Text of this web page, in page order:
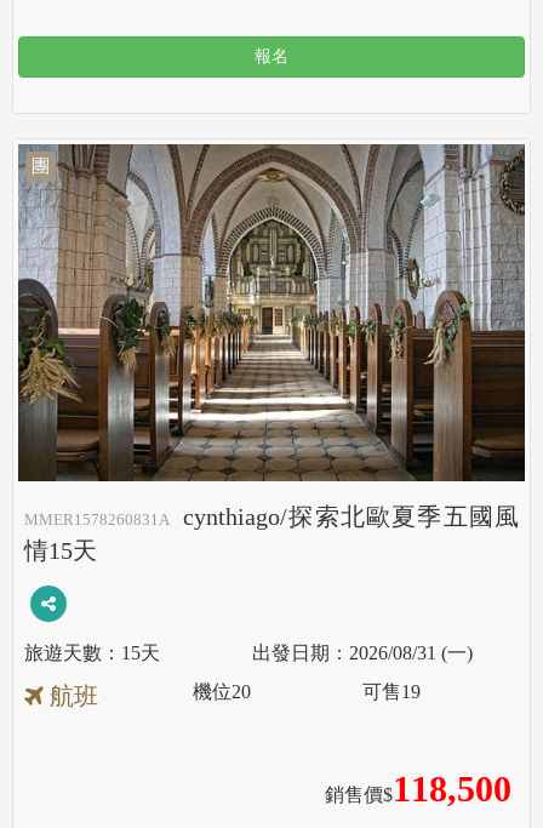
報名
團
MMER1578260831A
cynthiago/探索北歐夏季五國風
情15天
15天 2026/08/31 (一)
航班
銷售價$118,500
機位20 可售19